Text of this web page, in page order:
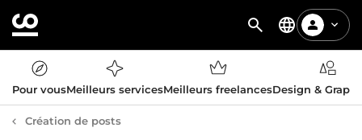
Pour vousMeilleurs servicesMeilleurs freelancesDesign &
Création de posts